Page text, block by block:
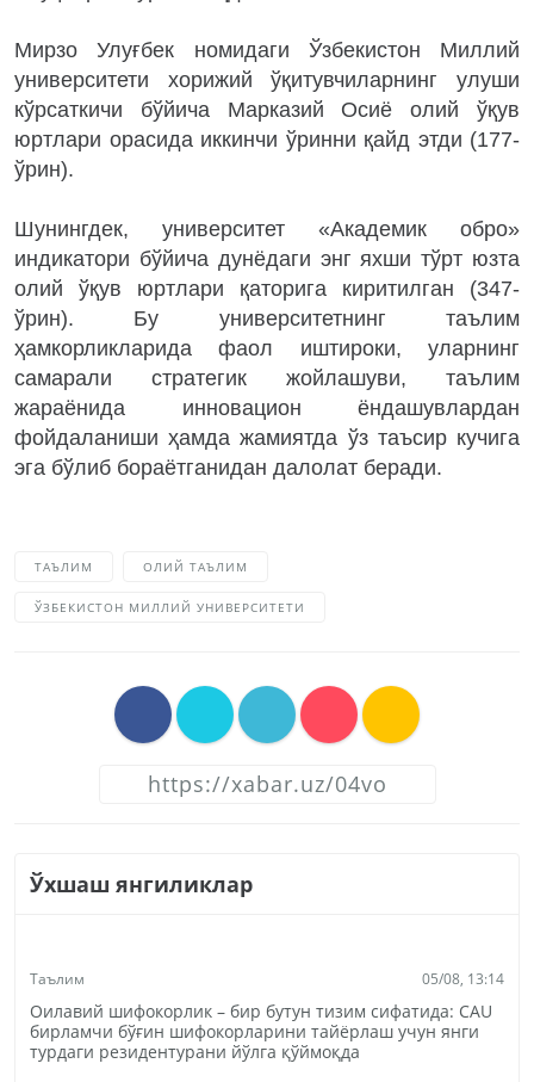
Мирзо Улуғбек номидаги Ўзбекистон Миллий
университети хорижий ўқитувчиларнинг улуши
кўрсаткичи бўйича Марказий Осиё олий ўқув
юртлари орасида иккинчи ўринни қайд этди (177-
ўрин).
Шунингдек, университет «Академик обро»
индикатори бўйича дунёдаги энг яхши тўрт юзта
олий ўқув юртлари қаторига киритилган (347-
ўрин). Бу университетнинг таълим
ҳамкорликларида фаол иштироки, уларнинг
самарали стратегик жойлашуви, таълим
жараёнида инновацион ёндашувлардан
фойдаланиши ҳамда жамиятда ўз таъсир кучига
эга бўлиб бораётганидан далолат беради.
ТАЪЛИМ ОЛИЙ ТАЪЛИМ
ЎЗБЕКИСТОН МИЛЛИЙ УНИВЕРСИТЕТИ
Ўхшаш янгиликлар
Таълим 05/08, 13:14
Оилавий шифокорлик – бир бутун тизим сифатида: CAU
бирламчи бўғин шифокорларини тайёрлаш учун янги
турдаги резидентурани йўлга қўймоқда